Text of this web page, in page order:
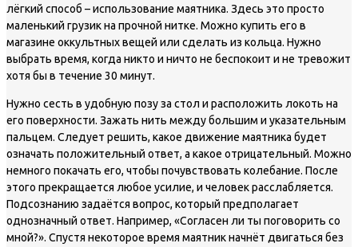
лёгкий способ – использование маятника. Здесь это просто
маленький грузик на прочной нитке. Можно купить его в
магазине оккультных вещей или сделать из кольца. Нужно
выбрать время, когда никто и ничто не беспокоит и не тревожит
хотя бы в течение 30 минут.
Нужно сесть в удобную позу за стол и расположить локоть на
его поверхности. Зажать нить между большим и указательным
пальцем. Следует решить, какое движение маятника будет
означать положительный ответ, а какое отрицательный. Можно
немного покачать его, чтобы почувствовать колебание. После
этого прекращается любое усилие, и человек расслабляется.
Подсознанию задаётся вопрос, который предполагает
однозначный ответ. Например, «Согласен ли ты поговорить со
мной?». Спустя некоторое время маятник начнёт двигаться без